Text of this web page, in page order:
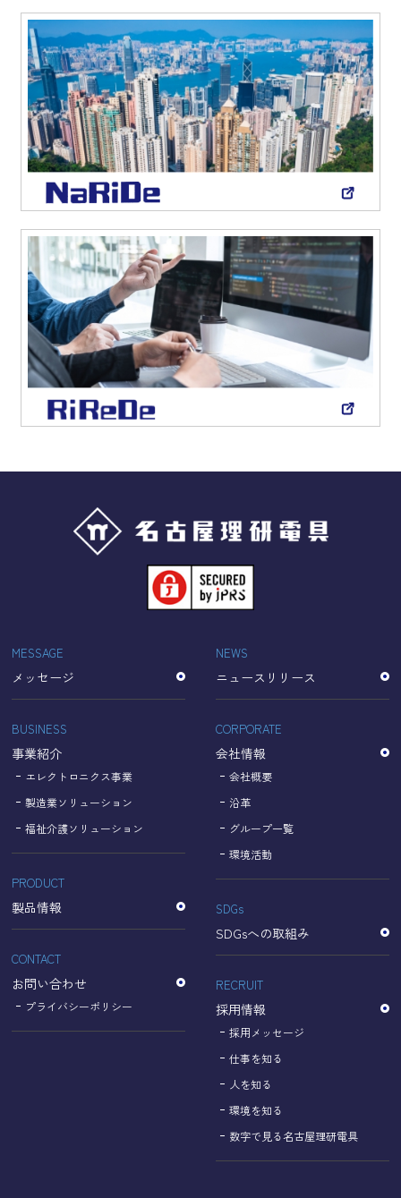
MESSAGE
メッセージ
BUSINESS
事業紹介
エレクトロニクス事業
製造業ソリューション
福祉介護ソリューション
PRODUCT
製品情報
CONTACT
お問い合わせ
プライバシーポリシー
NEWS
ニュースリリース
CORPORATE
会社情報
会社概要
沿革
グループ一覧
環境活動
SDGs
SDGsへの取組み
RECRUIT
採用情報
採用メッセージ
仕事を知る
人を知る
環境を知る
数字で見る名古屋理研電具